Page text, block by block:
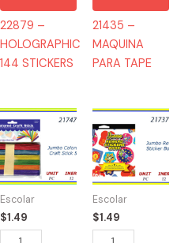
22879 –
HOLOGRAPHIC
144 STICKERS
21435 –
MAQUINA
PARA TAPE
Escolar
$1.49
21747
-
JUMBO
COLOR
CRAFT
quantity
Escolar
$1.49
21737
-
JUMBO
REWARD
700
STICKERS
quantity